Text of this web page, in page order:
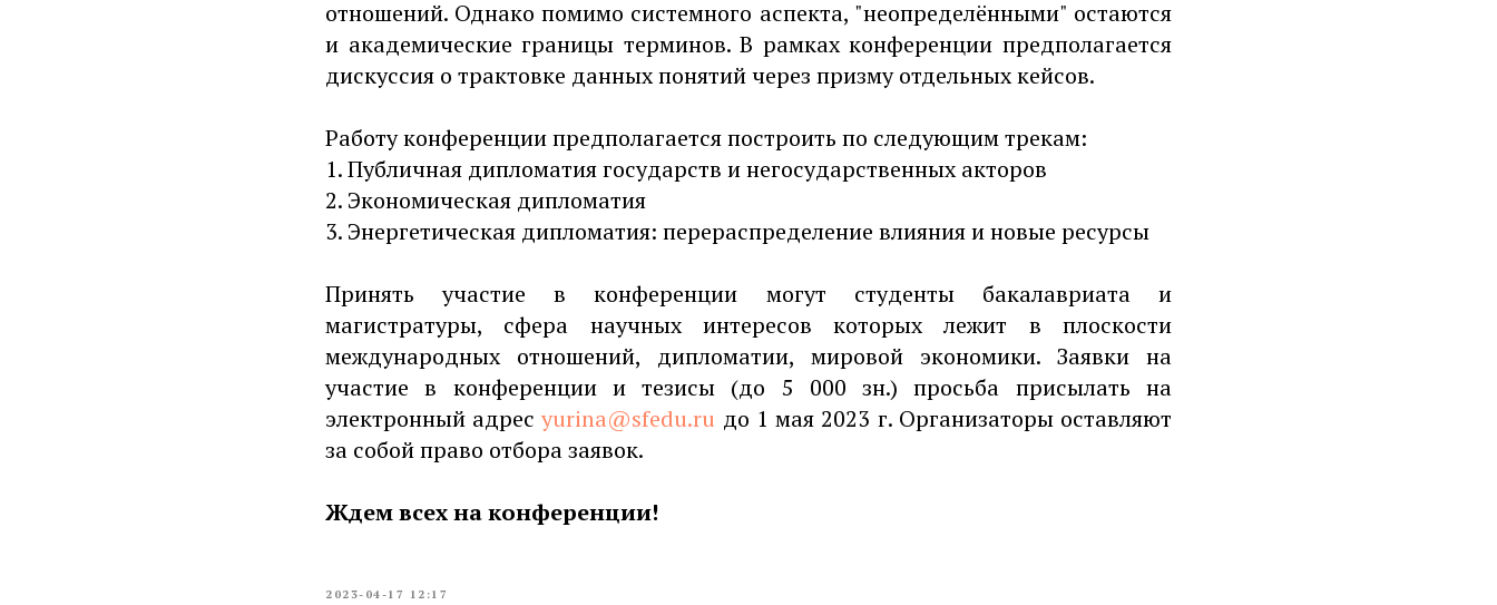
отношений. Однако помимо системного аспекта, "неопределёнными" остаются
и академические границы терминов. В рамках конференции предполагается
дискуссия о трактовке данных понятий через призму отдельных кейсов.
Работу конференции предполагается построить по следующим трекам:
1. Публичная дипломатия государств и негосударственных акторов
2. Экономическая дипломатия
3. Энергетическая дипломатия: перераспределение влияния и новые ресурсы
Принять участие в конференции могут студенты бакалавриата и
магистратуры, сфера научных интересов которых лежит в плоскости
международных отношений, дипломатии, мировой экономики. Заявки на
участие в конференции и тезисы (до 5 000 зн.) просьба присылать на
электронный адресyurina@sfedu.ru до 1 мая 2023 г. Организаторы оставляют
за собой право отбора заявок.
Ждем всех на конференции!
2023-04-17 12:17